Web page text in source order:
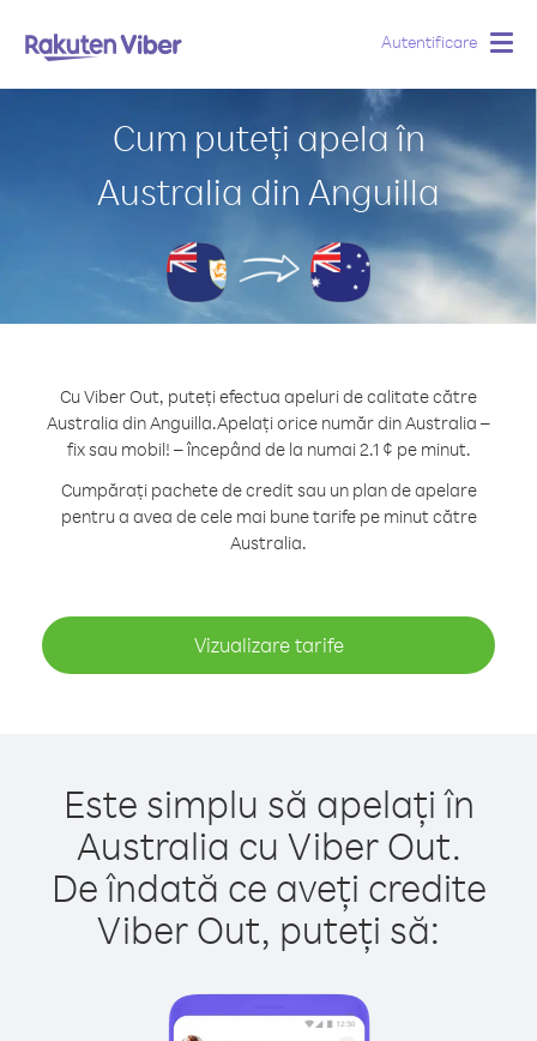
Autentificare
Cum puteți apela în
Australia din Anguilla
Cu Viber Out, puteți efectua apeluri de calitate către
Australia din Anguilla.Apelați orice număr din Australia –
fix sau mobil! – începând de la numai 2.1 ¢ pe minut.
Cumpărați pachete de credit sau un plan de apelare
pentru a avea de cele mai bune tarife pe minut către
Australia.
Vizualizare tarife
Este simplu să apelați în
Australia cu Viber Out.
De îndată ce aveți credite
Viber Out, puteți să: